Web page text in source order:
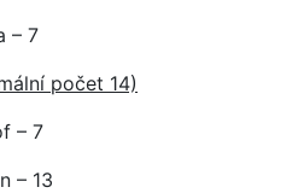
– 7
počet 14)
– 7
– 13